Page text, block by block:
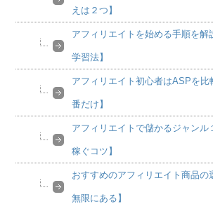
えは２つ】
アフィリエイトを始める手順を解
学習法】
アフィリエイト初心者はASPを比
番だけ】
アフィリエイトで儲かるジャンル
稼ぐコツ】
おすすめのアフィリエイト商品の
無限にある】